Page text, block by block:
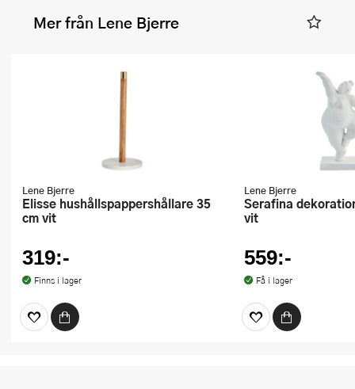
Mer från Lene Bjerre
Lene Bjerre
Elisse hushållspappershållare 35
cm vit
319:-
Finns i lager
Lene Bjerre
Serafina dekorationsfigur 28,8 cm
vit
559:-
Få i lager